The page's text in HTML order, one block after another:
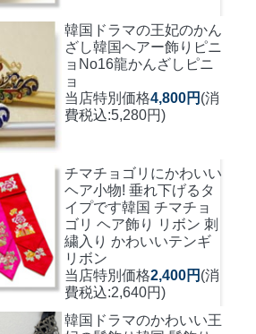
韓国ドラマの王妃のかん
ざし韓国ヘアー飾りピニ
ョNo16龍かんざしピニ
ョ
当店特別価格4,800円 (消
費税込:5,280円)
チマチョゴリにかわいい
ヘア小物! 垂れ下げるタ
イプです韓国 チマチョ
ゴリ ヘア飾り リボン 刺
繍入り かわいいテンギ
リボン
当店特別価格2,400円 (消
費税込:2,640円)
韓国ドラマのかわいい王